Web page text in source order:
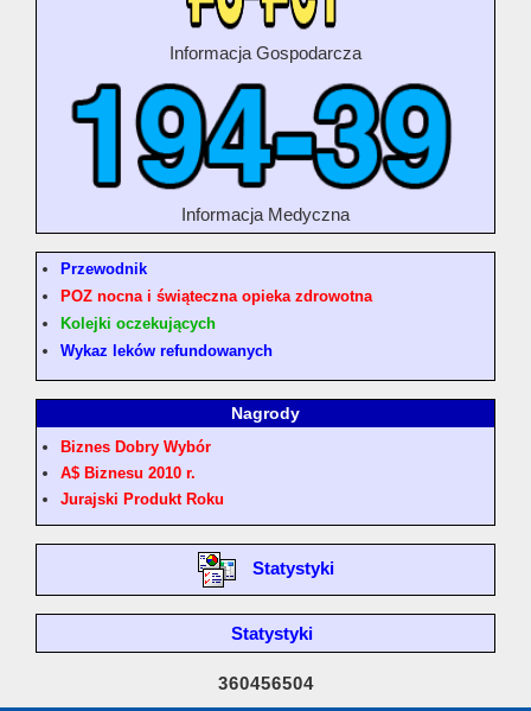
Informacja Gospodarcza
Informacja Medyczna
Przewodnik
POZ nocna i świąteczna opieka zdrowotna
Kolejki oczekujących
Wykaz leków refundowanych
Nagrody
Biznes Dobry Wybór
A$ Biznesu 2010 r.
Jurajski Produkt Roku
Statystyki
Statystyki
360456504